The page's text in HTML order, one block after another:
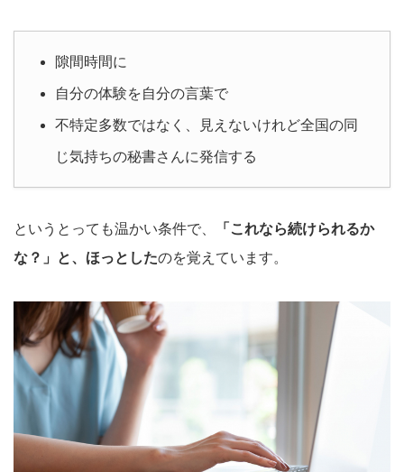
隙間時間に
自分の体験を自分の言葉で
不特定多数ではなく、見えないけれど全国の同
じ気持ちの秘書さんに発信する
というとっても温かい条件で、
「これなら続けられるか
な？」と、ほっとしたのを覚えています。